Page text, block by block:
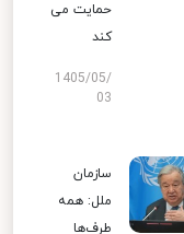
حمایت می
کند
1405/05/
03
سازمان
ملل: همه
طرف‌ها